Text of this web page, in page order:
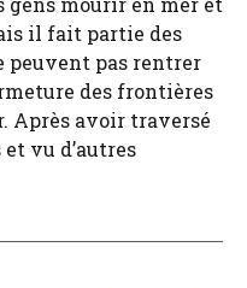
il fait partie des
peuvent pas rentrer
des frontières
Après avoir traversé
vu d’autres